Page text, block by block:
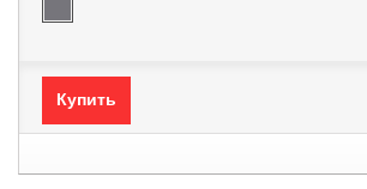
Купить